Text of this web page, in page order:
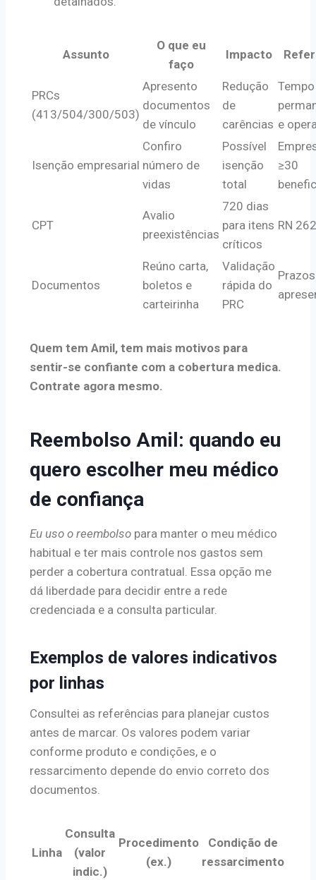
Assunto
O que eu
faço
Impacto
PRCs
(413/504/300/503)
Apresento
documentos
de vínculo
Redução
de
carências e
Isenção empresarial
Confiro
número de
vidas
Possível
isenção
total
≥30
CPT
Avalio
preexistências
720 dias
para itens
críticos
RN 262
Documentos
Reúno carta,
boletos e
carteirinha
Validação
rápida do
PRC
Quem tem Amil, tem mais motivos para
sentir-se confiante com a cobertura medica.
Contrate agora mesmo.
Reembolso Amil: quando eu
quero escolher meu médico
de confiança
Eu uso o reembolso para manter o meu médico
habitual e ter mais controle nos gastos sem
perder a cobertura contratual. Essa opção me
dá liberdade para decidir entre a rede
credenciada e a consulta particular.
Exemplos de valores indicativos
por linhas
Consultei as referências para planejar custos
antes de marcar. Os valores podem variar
conforme produto e condições, e o
ressarcimento depende do envio correto dos
documentos.
Linha
Consulta
(valor
indic.)
Procedimento
(ex.)
Condição de
ressarcimento